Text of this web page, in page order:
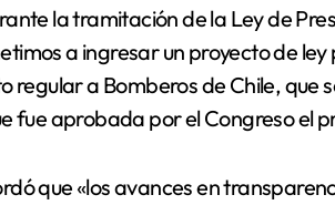
la tramitación de la Ley de
a ingresar un proyecto de
regular a Bomberos de Chile, que
fue aprobada por el Congreso el
que «los avances en